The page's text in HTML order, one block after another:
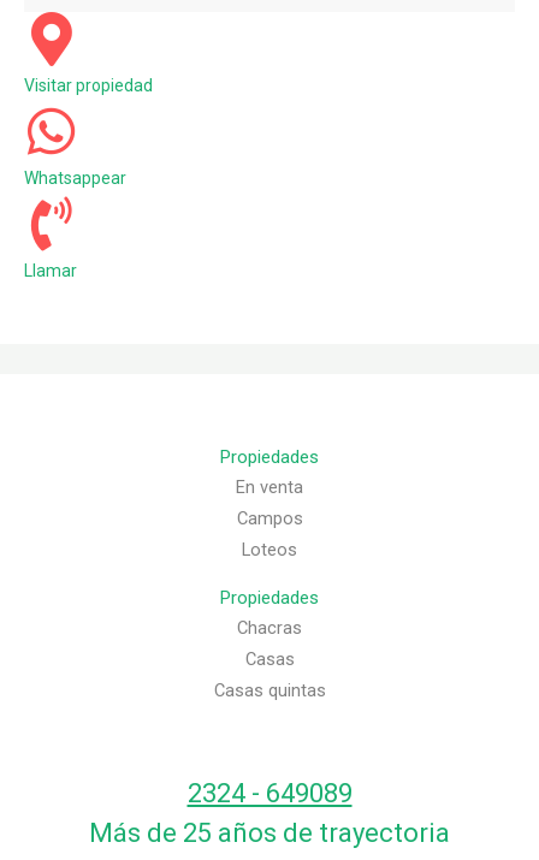
Visitar propiedad
Whatsappear
Llamar
Propiedades
En venta
Campos
Loteos
Propiedades
Chacras
Casas
Casas quintas
2324 - 649089
Más de 25 años de trayectoria